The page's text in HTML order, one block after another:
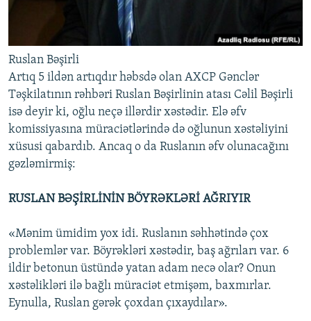
Ruslan Bəşirli
Artıq 5 ildən artıqdır həbsdə olan AXCP Gənclər
Təşkilatının rəhbəri Ruslan Bəşirlinin atası Cəlil Bəşirli
isə deyir ki, oğlu neçə illərdir xəstədir. Elə əfv
komissiyasına müraciətlərində də oğlunun xəstəliyini
xüsusi qabardıb. Ancaq o da Ruslanın əfv olunacağını
gəzləmirmiş:
RUSLAN BƏŞİRLİNİN BÖYRƏKLƏRİ AĞRIYIR
«Mənim ümidim yox idi. Ruslanın səhhətində çox
problemlər var. Böyrəkləri xəstədir, baş ağrıları var. 6
ildir betonun üstündə yatan adam necə olar? Onun
xəstəlikləri ilə bağlı müraciət etmişəm, baxmırlar.
Eynulla, Ruslan gərək çoxdan çıxaydılar».